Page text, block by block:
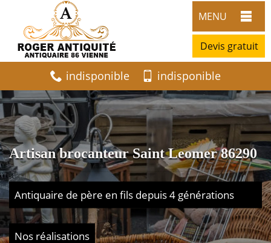
MENU
Devis gratuit
indisponible indisponible
Artisan brocanteur Saint Leomer 86290
Antiquaire de père en fils depuis 4 générations
Nos réalisations